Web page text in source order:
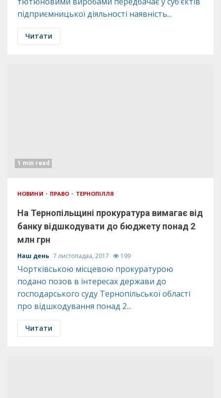
підприємницької діяльності наявність...
Читати
1 min read
НОВИНИ ПРАВО ТЕРНОПІЛЛЯ
На Тернопільщині прокуратура вимагає від
банку відшкодувати до бюджету понад 2
млн грн
Наш день 7 листопадаа, 2017 199
Чортківською місцевою прокуратурою
подано позов в інтересах держави до
господарського суду Тернопільської області
про відшкодування понад 2...
Читати